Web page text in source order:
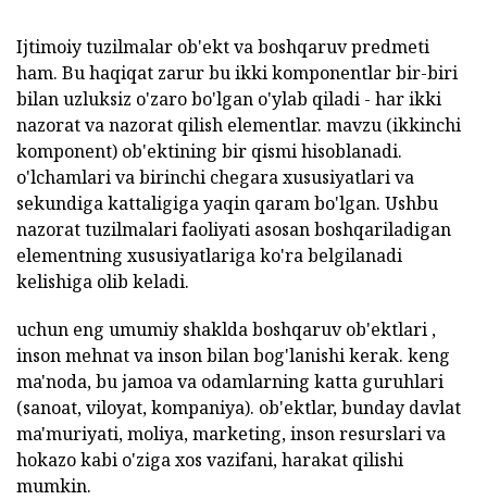
Ijtimoiy tuzilmalar ob'ekt va boshqaruv predmeti
ham. Bu haqiqat zarur bu ikki komponentlar bir-biri
bilan uzluksiz o'zaro bo'lgan o'ylab qiladi - har ikki
nazorat va nazorat qilish elementlar. mavzu (ikkinchi
komponent) ob'ektining bir qismi hisoblanadi.
o'lchamlari va birinchi chegara xususiyatlari va
sekundiga kattaligiga yaqin qaram bo'lgan. Ushbu
nazorat tuzilmalari faoliyati asosan boshqariladigan
elementning xususiyatlariga ko'ra belgilanadi
kelishiga olib keladi.
uchun eng umumiy shaklda boshqaruv ob'ektlari ,
inson mehnat va inson bilan bog'lanishi kerak. keng
ma'noda, bu jamoa va odamlarning katta guruhlari
(sanoat, viloyat, kompaniya). ob'ektlar, bunday davlat
ma'muriyati, moliya, marketing, inson resurslari va
hokazo kabi o'ziga xos vazifani, harakat qilishi
mumkin.